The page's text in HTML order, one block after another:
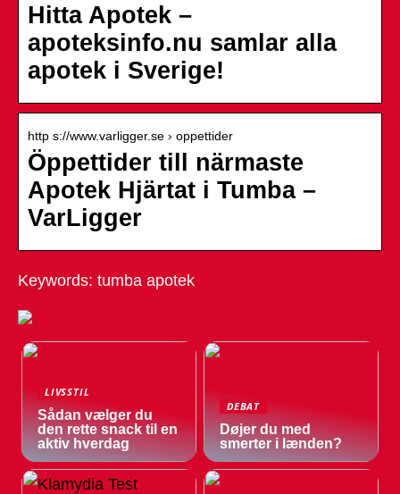
Hitta Apotek –
apoteksinfo.nu samlar alla
apotek i Sverige!
http s://www.varligger.se › oppettider
Öppettider till närmaste
Apotek Hjärtat i Tumba –
VarLigger
Keywords: tumba apotek
LIVSSTIL
Sådan vælger du
den rette snack til en
aktiv hverdag
DEBAT
Døjer du med
smerter i lænden?